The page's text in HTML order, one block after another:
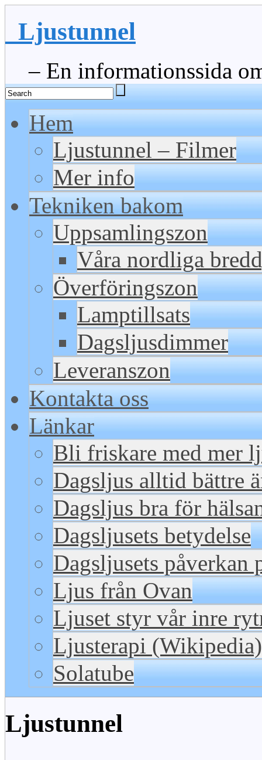
Ljustunnel
– En informationssida
Hem
Ljustunnel – Filmer
Mer info
Tekniken bakom
Uppsamlingszon
Våra nordliga
Överföringszon
Lamptillsats
Dagsljusdimmer
Leveranszon
Kontakta oss
Länkar
Bli friskare med mer
Dagsljus alltid bättre
Dagsljus bra för
Dagsljusets betydelse
Dagsljusets påverkan
Ljus från Ovan
Ljuset styr vår inre
Ljusterapi (Wikipedia)
Solatube
Ljustunnel